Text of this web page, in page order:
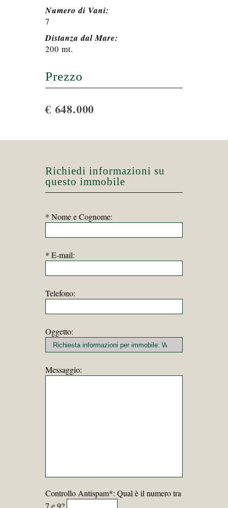
Numero di Vani:
7
Distanza dal Mare:
200 mt.
Prezzo
€ 648.000
Richiedi informazioni su
questo immobile
* Nome e Cognome:
* E-mail:
Telefono:
Oggetto:
Messaggio:
Controllo Antispam*: Qual è il numero tra
7 e 9?